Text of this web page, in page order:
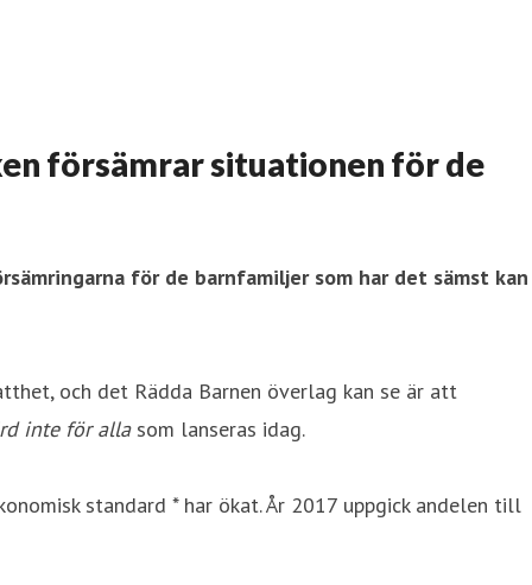
försämrar situationen för de
rsämringarna för de barnfamiljer som har det sämst kan
och det Rädda Barnen överlag kan se är att
inte för allasom lanseras idag.
standard * har ökat. År 2017 uppgick andelen till